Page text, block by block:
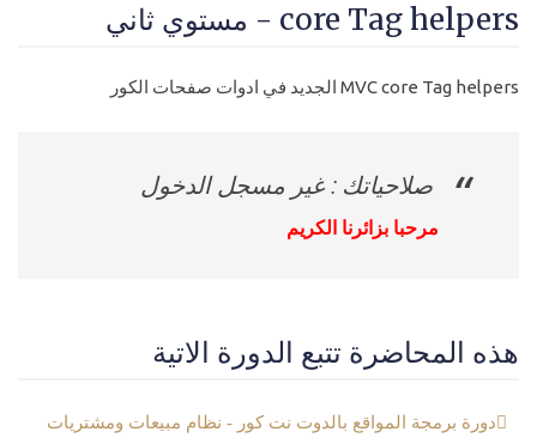
core Tag helpers - مستوي ثاني
MVC core Tag helpers الجديد في ادوات صفحات الكور
صلاحياتك : غير مسجل الدخول
مرحبا بزائرنا الكريم
هذه المحاضرة تتبع الدورة الاتية
دورة برمجة المواقع بالدوت نت كور - نظام مبيعات ومشتريات